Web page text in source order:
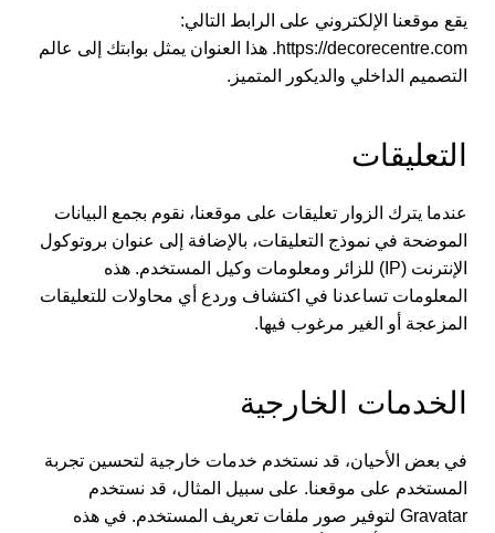
يقع موقعنا الإلكتروني على الرابط التالي:
https://decorecentre.com. هذا العنوان يمثل بوابتك إلى عالم
التصميم الداخلي والديكور المتميز.
التعليقات
عندما يترك الزوار تعليقات على موقعنا، نقوم بجمع البيانات
الموضحة في نموذج التعليقات، بالإضافة إلى عنوان بروتوكول
الإنترنت (IP) للزائر ومعلومات وكيل المستخدم. هذه
المعلومات تساعدنا في اكتشاف وردع أي محاولات للتعليقات
المزعجة أو الغير مرغوب فيها.
الخدمات الخارجية
في بعض الأحيان، قد نستخدم خدمات خارجية لتحسين تجربة
المستخدم على موقعنا. على سبيل المثال، قد نستخدم
Gravatar لتوفير صور ملفات تعريف المستخدم. في هذه